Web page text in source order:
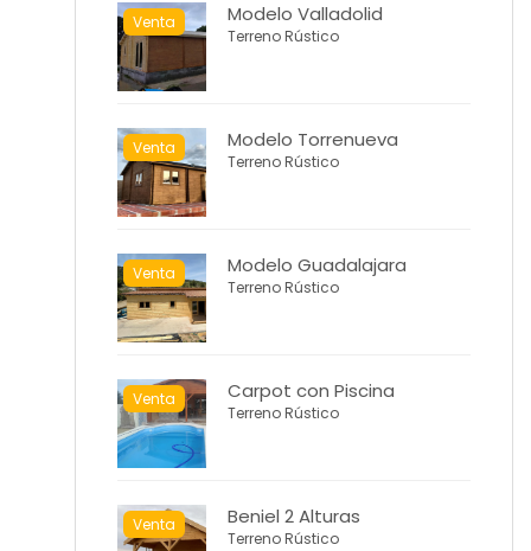
Venta Modelo Valladolid
Terreno Rústico
Venta Modelo Torrenueva
Terreno Rústico
Venta Modelo Guadalajara
Terreno Rústico
Venta Carpot con Piscina
Terreno Rústico
Venta Beniel 2 Alturas
Terreno Rústico